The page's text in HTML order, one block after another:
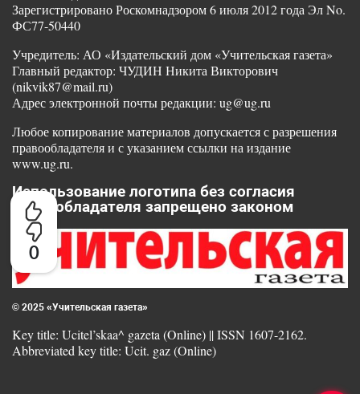
0
Зарегистрировано Роскомнадзором 6 июля 2012 года Эл No.
ФС77-50440
Учредитель: АО «Издательский дом «Учительская газета»
Главный редактор: ЧУДИН Никита Викторович
(nikvik87@mail.ru)
Адрес электронной почты редакции: ug@ug.ru
Любое копирование материалов допускается с разрешения
правообладателя и с указанием ссылки на издание
www.ug.ru.
Использование логотипа без согласия
правообладателя запрещено законом
© 2025 «Учительская газета»
Key title: Ucitel’skaa^ gazeta (Online) || ISSN 1607-2162.
Abbreviated key title: Ucit. gaz (Online)